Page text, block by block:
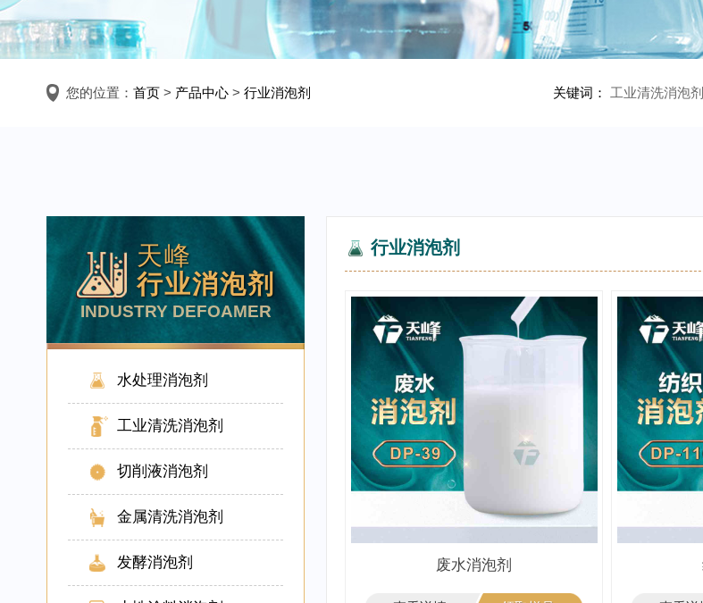
您的位置： 首页 > 产品中心 > 行业消泡剂 关键词： 工业清洗消泡剂
天峰
行业消泡剂
INDUSTRY DEFOAMER
水处理消泡剂
工业清洗消泡剂
切削液消泡剂
金属清洗消泡剂
发酵消泡剂
行业消泡剂
废水消泡剂